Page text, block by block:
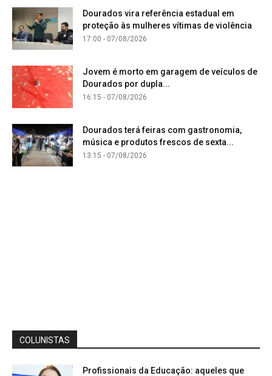
Dourados vira referência estadual em
proteção às mulheres vítimas de violência
17:00 - 07/08/2026
Jovem é morto em garagem de veículos de
Dourados por dupla...
16:15 - 07/08/2026
Dourados terá feiras com gastronomia,
música e produtos frescos de sexta...
13:15 - 07/08/2026
COLUNISTAS
Profissionais da Educação: aqueles que